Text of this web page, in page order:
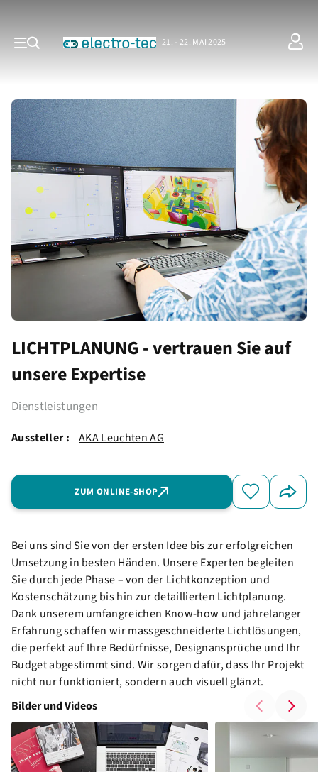
21. - 22. MAI 2025
LICHTPLANUNG - vertrauen Sie auf
unsere Expertise
Dienstleistungen
Aussteller : AKA Leuchten AG
ZUM ONLINE-SHOP
Bei uns sind Sie von der ersten Idee bis zur erfolgreichen
Umsetzung in besten Händen. Unsere Experten begleiten
Sie durch jede Phase – von der Lichtkonzeption und
Kostenschätzung bis hin zur detaillierten Lichtplanung.
Dank unserem umfangreichen Know-how und jahrelanger
Erfahrung schaffen wir massgeschneiderte Lichtlösungen,
die perfekt auf Ihre Bedürfnisse, Designansprüche und Ihr
Budget abgestimmt sind. Wir sorgen dafür, dass Ihr Projekt
nicht nur funktioniert, sondern auch visuell glänzt.
Bilder und Videos